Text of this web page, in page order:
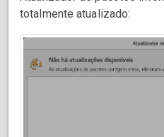
totalmente atualizado: